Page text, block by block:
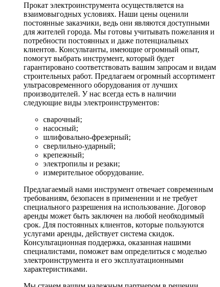
Прокат электроинструмента осуществляется на
взаимовыгодных условиях. Наши цены оценили
постоянные заказчики, ведь они являются доступными
для жителей города. Мы готовы учитывать пожелания и
потребности постоянных и даже потенциальных
клиентов. Консультанты, имеющие огромный опыт,
помогут выбрать инструмент, который будет
гарантировано соответствовать вашим запросам и видам
строительных работ. Предлагаем огромный ассортимент
ультрасовременного оборудования от лучших
производителей. У нас всегда есть в наличии
следующие виды электроинструментов:
сварочный;
насосный;
шлифовально-фрезерный;
сверлильно-ударный;
крепежный;
электропилы и резаки;
измерительное оборудование.
Предлагаемый нами инструмент отвечает современным
требованиям, безопасен в применении и не требует
специального разрешения на использование. Договор
аренды может быть заключен на любой необходимый
срок. Для постоянных клиентов, которые пользуются
услугами аренды, действует система скидок.
Консультационная поддержка, оказанная нашими
специалистами, поможет вам определиться с моделью
электроинструмента и его эксплуатационными
характеристиками.